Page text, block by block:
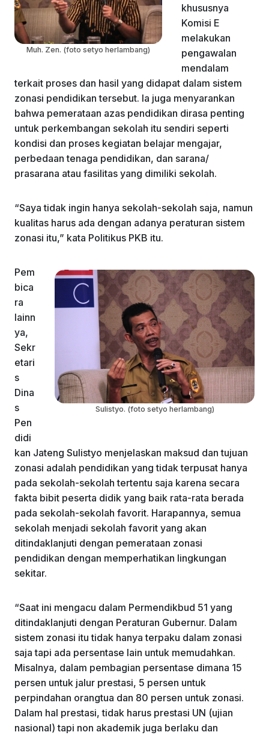
Muh. Zen. (foto setyo herlambang)
khususnya
Komisi E
melakukan
pengawalan
mendalam
terkait proses dan hasil yang didapat dalam sistem
zonasi pendidikan tersebut. Ia juga menyarankan
bahwa pemerataan azas pendidikan dirasa penting
untuk perkembangan sekolah itu sendiri seperti
kondisi dan proses kegiatan belajar mengajar,
perbedaan tenaga pendidikan, dan sarana/
prasarana atau fasilitas yang dimiliki sekolah.
“Saya tidak ingin hanya sekolah-sekolah saja, namun
kualitas harus ada dengan adanya peraturan sistem
zonasi itu,” kata Politikus PKB itu.
Sulistyo. (foto setyo herlambang)
Pem
bica
ra
lainn
ya,
Sekr
etari
s
Dina
s
Pen
didi
kan Jateng Sulistyo menjelaskan maksud dan tujuan
zonasi adalah pendidikan yang tidak terpusat hanya
pada sekolah-sekolah tertentu saja karena secara
fakta bibit peserta didik yang baik rata-rata berada
pada sekolah-sekolah favorit. Harapannya, semua
sekolah menjadi sekolah favorit yang akan
ditindaklanjuti dengan pemerataan zonasi
pendidikan dengan memperhatikan lingkungan
sekitar.
“Saat ini mengacu dalam Permendikbud 51 yang
ditindaklanjuti dengan Peraturan Gubernur. Dalam
sistem zonasi itu tidak hanya terpaku dalam zonasi
saja tapi ada persentase lain untuk memudahkan.
Misalnya, dalam pembagian persentase dimana 15
persen untuk jalur prestasi, 5 persen untuk
perpindahan orangtua dan 80 persen untuk zonasi.
Dalam hal prestasi, tidak harus prestasi UN (ujian
nasional) tapi non akademik juga berlaku dan